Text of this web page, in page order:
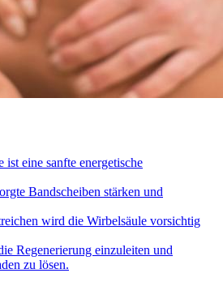
ist eine sanfte energetische
Bandscheiben stärken und
wird die Wirbelsäule vorsichtig
Regenerierung einzuleiten und
zu lösen.